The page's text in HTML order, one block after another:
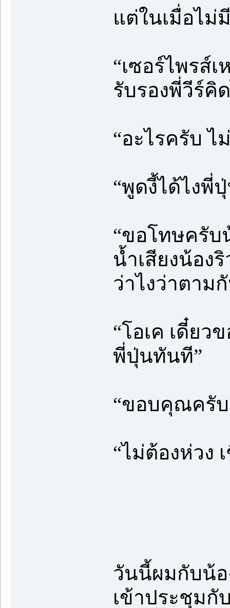
แต่ในเมื่อไม่
“เซอร์ไพรส์
รับรองพี่วีร์คิ
“อะไรครับ ไ
“พูดงี้ได้ไงพี่
“ขอโทษครับ
น้ำเสียงน้อง
ว่าไงว่าตาม
“โอเค เดี๋ย
พี่ปุ่นทันที”
“ขอบคุณครับ
“ไม่ต้องห่วง
วันนี้ผมกับน้อ
เข้าประชุมกั